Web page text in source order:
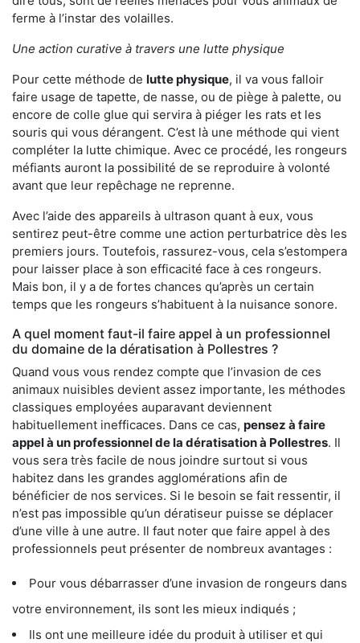
ferme à l’instar des volailles.
Une action curative à travers une lutte physique
Pour cette méthode de lutte physique, il va vous falloir
faire usage de tapette, de nasse, ou de piège à palette, ou
encore de colle glue qui servira à piéger les rats et les
souris qui vous dérangent. C’est là une méthode qui vient
compléter la lutte chimique. Avec ce procédé, les rongeurs
méfiants auront la possibilité de se reproduire à volonté
avant que leur repêchage ne reprenne.
Avec l’aide des appareils à ultrason quant à eux, vous
sentirez peut-être comme une action perturbatrice dès les
premiers jours. Toutefois, rassurez-vous, cela s’estompera
pour laisser place à son efficacité face à ces rongeurs.
Mais bon, il y a de fortes chances qu’après un certain
temps que les rongeurs s’habituent à la nuisance sonore.
A quel moment faut-il faire appel à un professionnel
du domaine de la dératisation à Pollestres ?
Quand vous vous rendez compte que l’invasion de ces
animaux nuisibles devient assez importante, les méthodes
classiques employées auparavant deviennent
habituellement inefficaces. Dans ce cas, pensez à faire
appel à un professionnel de la dératisation à Pollestres. Il
vous sera très facile de nous joindre surtout si vous
habitez dans les grandes agglomérations afin de
bénéficier de nos services. Si le besoin se fait ressentir, il
n’est pas impossible qu’un dératiseur puisse se déplacer
d’une ville à une autre. Il faut noter que faire appel à des
professionnels peut présenter de nombreux avantages :
Pour vous débarrasser d’une invasion de rongeurs dans
votre environnement, ils sont les mieux indiqués ;
Ils ont une meilleure idée du produit à utiliser et qui